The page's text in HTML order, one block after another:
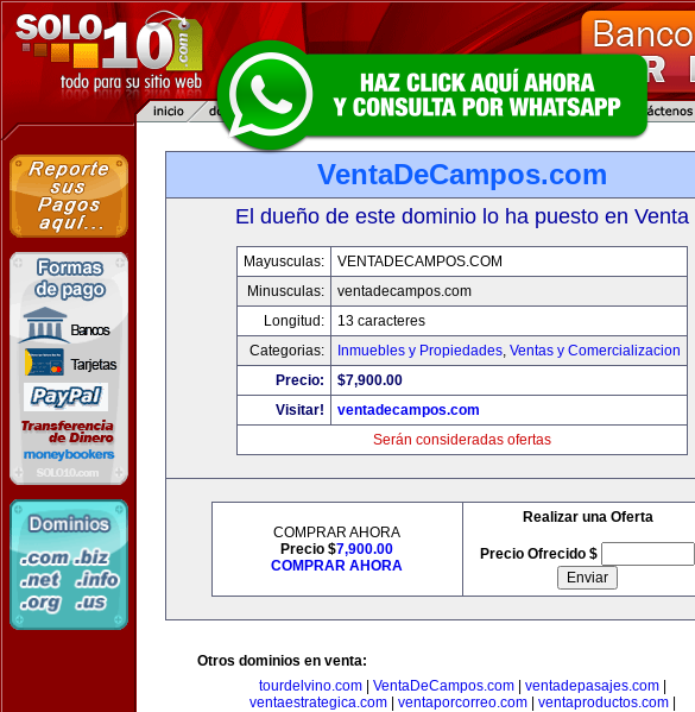
VentaDeCampos.com
El dueño de este dominio lo ha puesto en Venta
Mayusculas:
VENTADECAMPOS.COM
Minusculas:
ventadecampos.com
Longitud:
13 caracteres
Categorias:
Inmuebles y Propiedades, Ventas y Comercializacion
Precio:
$7,900.00
Visitar!
ventadecampos.com
Serán consideradas ofertas
COMPRAR AHORA
Precio $7,900.00
COMPRAR AHORA
Realizar una Oferta
Precio Ofrecido $
Otros dominios en venta:
tourdelvino.com| VentaDeCampos.com| ventadepasajes.com|
ventaestrategica.com| ventaporcorreo.com| ventaproductos.com|